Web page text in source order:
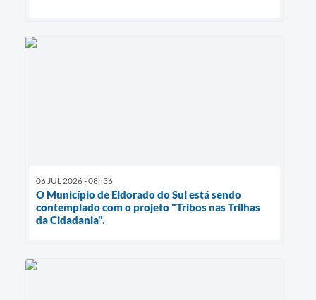
06 JUL 2026 - 08h36
O Município de Eldorado do Sul está sendo
contemplado com o projeto "Tribos nas Trilhas
da Cidadania".